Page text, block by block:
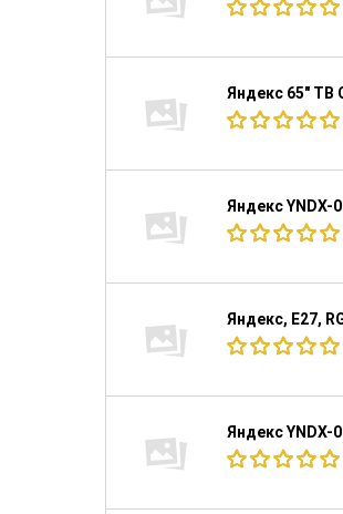
Яндекс 65" ТВ
Яндекс YNDX-
Яндекс, Е27,
Яндекс YNDX-